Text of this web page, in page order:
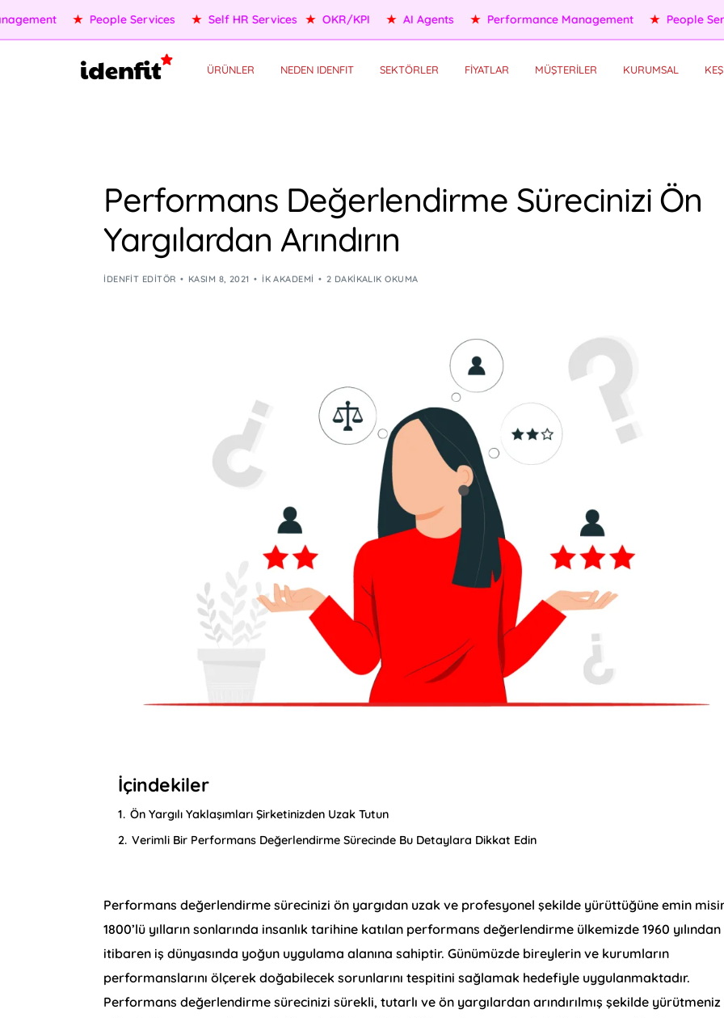
OKR/KPI ★ AI Agents ★ Performance Management ★ People Services Self HR Services ★ OKR/KPI ★ AI Agents
ÜRÜNLER NEDEN IDENFIT SEKTÖRLER FİYATLAR MÜŞTERİLER KURUMSAL
Performans Değerlendirme Sürecinizi Ön
Yargılardan Arındırın
IDENFIT EDITÖR KASIM 8, 2021 İK AKADEMI 2 DAKIKALIK OKUMA
İçindekiler
1. Ön Yargılı Yaklaşımları Şirketinizden Uzak Tutun
2. Verimli Bir Performans Değerlendirme Sürecinde Bu Detaylara Dikkat Edin
Performans değerlendirme sürecinizi ön yargıdan uzak ve profesyonel şekilde yürüttüğüne emin
1800’lü yılların sonlarında insanlık tarihine katılan performans değerlendirme ülkemizde 1960 yılından
itibaren iş dünyasında yoğun uygulama alanına sahiptir. Günümüzde bireylerin ve kurumların
performanslarını ölçerek doğabilecek sorunlarını tespitini sağlamak hedefiyle uygulanmaktadır.
Performans değerlendirme sürecinizi sürekli, tutarlı ve ön yargılardan arındırılmış şekilde yürütmeniz